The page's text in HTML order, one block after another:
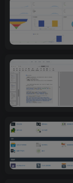
widgets-
仿象牙
檀木黑
三角钢
琴
指乎
乐器
音破
1.75L
多功能
理榨汁
￥0.00